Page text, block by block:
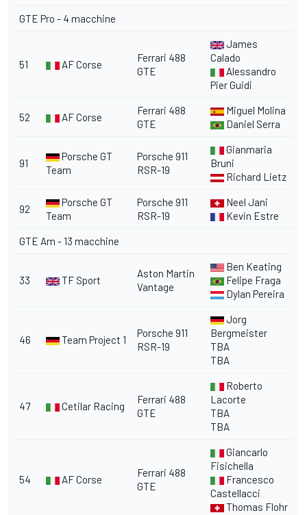
GTE Pro - 4 macchine
51 AF Corse
Ferrari 488
GTE
James
Calado
Alessandro
Pier Guidi
52 AF Corse
Ferrari 488
GTE
Miguel Molina
Daniel Serra
91
Porsche GT
Team
Porsche 911
RSR-19
Gianmaria
Bruni
Richard Lietz
92
Porsche GT
Team
Porsche 911
RSR-19
Neel Jani
Kevin Estre
GTE Am - 13 macchine
33 TF Sport
Aston Martin
Vantage
Ben Keating
Felipe Fraga
Dylan Pereira
46 Team Project 1
Porsche 911
RSR-19
Jorg
Bergmeister
TBA
TBA
47 Cetilar Racing
Ferrari 488
GTE
Roberto
Lacorte
TBA
TBA
54 AF Corse
Ferrari 488
GTE
Giancarlo
Fisichella
Francesco
Castellacci
Thomas Flohr